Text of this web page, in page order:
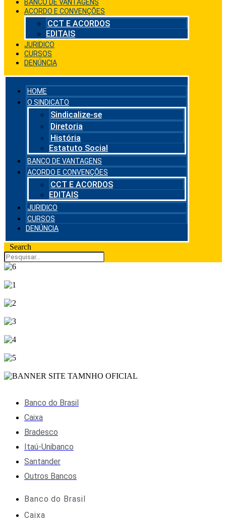
BANCO DE VANTAGENS
ACORDO E CONVENÇÕES
CCT E ACORDOS
EDITAIS
JURIDICO
CURSOS
DENÚNCIA
HOME
O SINDICATO
Sindicalize-se
Diretoria
História
Estatuto Social
BANCO DE VANTAGENS
ACORDO E CONVENÇÕES
CCT E ACORDOS
EDITAIS
JURIDICO
CURSOS
DENÚNCIA
Search
Banco do Brasil
Caixa
Bradesco
Itaú-Unibanco
Santander
Outros Bancos
Banco do Brasil
Caixa